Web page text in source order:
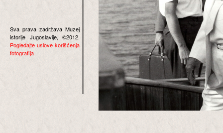
Sva prava zadržava Muzej
istorije Jugoslavije, ©2012.
Pogledajte uslove korišćenja
fotografija